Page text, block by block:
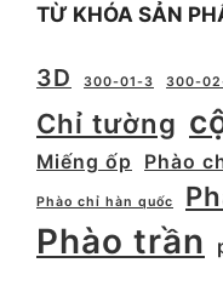
TỪ KHÓA SẢN
3D 300-01-3 300-
Chỉ tường
Miếng ốp
Phào
Phào chỉ hàn quốc
Phào trần